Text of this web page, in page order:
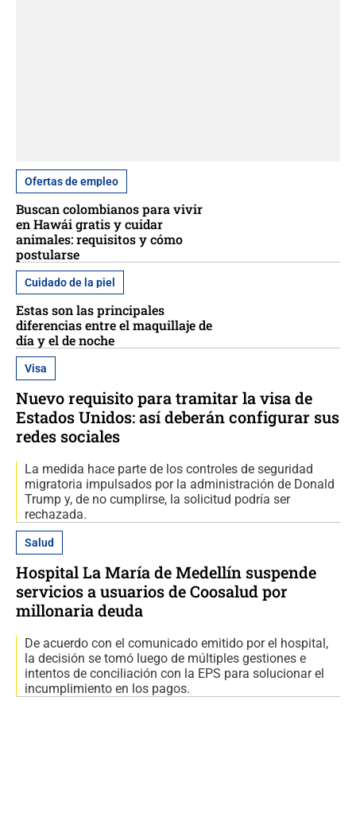
Ofertas de empleo
Buscan colombianos para vivir
en Hawái gratis y cuidar
animales: requisitos y cómo
postularse
Cuidado de la piel
Estas son las principales
diferencias entre el maquillaje de
día y el de noche
Visa
Nuevo requisito para tramitar la visa de
Estados Unidos: así deberán configurar sus
redes sociales
La medida hace parte de los controles de seguridad
migratoria impulsados por la administración de Donald
Trump y, de no cumplirse, la solicitud podría ser
rechazada.
Salud
Hospital La María de Medellín suspende
servicios a usuarios de Coosalud por
millonaria deuda
De acuerdo con el comunicado emitido por el hospital,
la decisión se tomó luego de múltiples gestiones e
intentos de conciliación con la EPS para solucionar el
incumplimiento en los pagos.